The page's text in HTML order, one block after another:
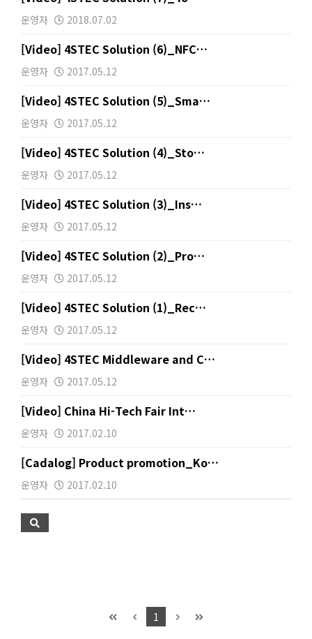
운영자 2018.07.02
[Video] 4STEC Solution (6)_NFC…
운영자 2017.05.12
[Video] 4STEC Solution (5)_Sma…
운영자 2017.05.12
[Video] 4STEC Solution (4)_Sto…
운영자 2017.05.12
[Video] 4STEC Solution (3)_Ins…
운영자 2017.05.12
[Video] 4STEC Solution (2)_Pro…
운영자 2017.05.12
[Video] 4STEC Solution (1)_Rec…
운영자 2017.05.12
[Video] 4STEC Middleware and C…
운영자 2017.05.12
[Video] China Hi-Tech Fair Int…
운영자 2017.02.10
[Cadalog] Product promotion_Ko…
운영자 2017.02.10
1